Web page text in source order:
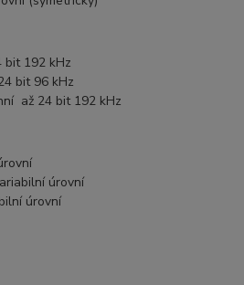
bit 192 kHz
bit 96 kHz
až 24 bit 192 kHz
úrovní
úrovní